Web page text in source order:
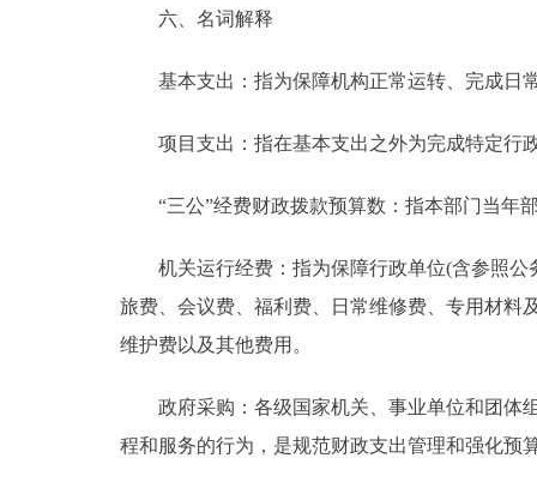
六、名词解释
基本支出：指为保障机构正常运转、完成日
项目支出：指在基本支出之外为完成特定行
“三公”经费财政拨款预算数：指本部门当年部
机关运行经费：指为保障行政单位(含参照公
旅费、会议费、福利费、日常维修费、专用材料
维护费以及其他费用。
政府采购：各级国家机关、事业单位和团体组
程和服务的行为，是规范财政支出管理和强化预